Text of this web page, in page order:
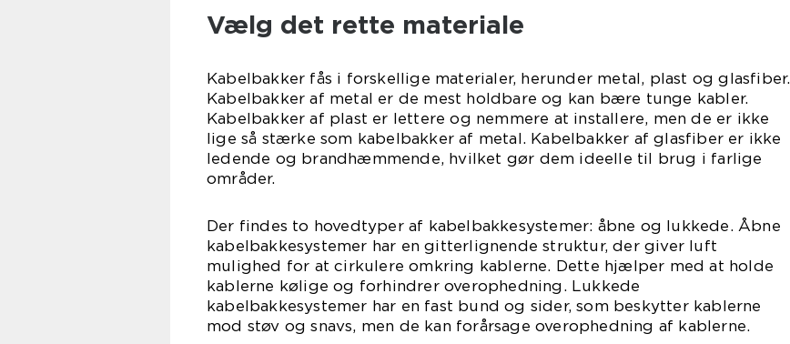
Vælg det rette materiale
Kabelbakker fås i forskellige materialer, herunder metal, plast og glasfiber.
Kabelbakker af metal er de mest holdbare og kan bære tunge kabler.
Kabelbakker af plast er lettere og nemmere at installere, men de er ikke
lige så stærke som kabelbakker af metal. Kabelbakker af glasfiber er ikke
ledende og brandhæmmende, hvilket gør dem ideelle til brug i farlige
områder.
Der findes to hovedtyper af kabelbakkesystemer: åbne og lukkede. Åbne
kabelbakkesystemer har en gitterlignende struktur, der giver luft
mulighed for at cirkulere omkring kablerne. Dette hjælper med at holde
kablerne kølige og forhindrer overophedning. Lukkede
kabelbakkesystemer har en fast bund og sider, som beskytter kablerne
mod støv og snavs, men de kan forårsage overophedning af kablerne.